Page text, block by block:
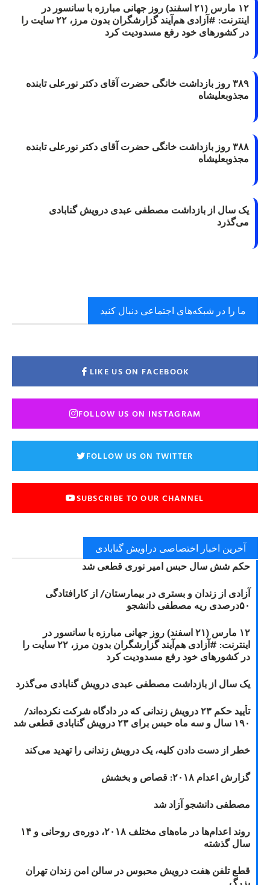
۱۲ مارس (۲۱ اسفند) روز جهانی مبارزه با سانسور در
اینترنت: #آزادی هم‌آیند گزارشگران‌ بدون مرز، ۲۲ سایت را
در کشورهای خود رفع مسدودیت کرد
۳۸۹ روز بازداشت خانگی حضرت آقای دکتر نورعلی تابنده
مجذوبعلیشاه
۳۸۸ روز بازداشت خانگی حضرت آقای دکتر نورعلی تابنده
مجذوبعلیشاه
یک سال از بازداشت مصطفی عبدی درویش گنابادی
می‌گذرد
ما را در شبکه‌های اجتماعی دنبال کنید
LIKE US ON FACEBOOK
FOLLOW US ON INSTAGRAM
FOLLOW US ON TWITTER
SUBSCRIBE TO OUR CHANNEL
آخرین اخبار اختصاصی دراویش گنابادی
حکم شش سال حبس امیر نوری قطعی شد
آزادی از زندان و بستری در بیمارستان/ از کارافتادگی
۵۰درصدی ریه مصطفی دانشجو
۱۲ مارس (۲۱ اسفند) روز جهانی مبارزه با سانسور در
اینترنت: #آزادی هم‌آیند گزارشگران‌ بدون مرز، ۲۲ سایت را
در کشورهای خود رفع مسدودیت کرد
یک سال از بازداشت مصطفی عبدی درویش گنابادی می‌گذرد
تأیید حکم ۲۳ درویش زندانی که در دادگاه شرکت نکرده‌اند/
۱۹۰ سال و سه ماه حبس برای ۲۳ درویش گنابادی قطعی شد
خطر از دست دادن کلیه، یک درویش زندانی را تهدید می‌کند
گزارش اعدام ۲۰۱۸: قصاص و بخشش
مصطفی دانشجو آزاد شد
روند اعدام‌ها در ماه‌های مختلف ۲۰۱۸، دوره‌ی روحانی و ۱۴
سال گذشته
قطع تلفن هفت درویش محبوس در سالن امن زندان تهران